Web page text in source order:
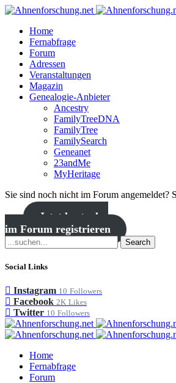
Home
Fernabfrage
Forum
Adressen
Veranstaltungen
Magazin
Genealogie-Anbieter
Ancestry
FamilyTreeDNA
FamilyTree
FamilySearch
Geneanet
23andMe
MyHeritage
Sie sind noch nicht im Forum angemeldet?
Jetzt kostenlos
im Forum registrieren
Search
Social Links
Instagram 10 Followers
Facebook 2K Likes
Twitter 10 Followers
Home
Fernabfrage
Forum